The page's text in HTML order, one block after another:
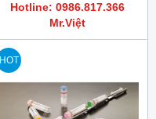
Hotline: 0986.817.366
Mr.Việt
HOT